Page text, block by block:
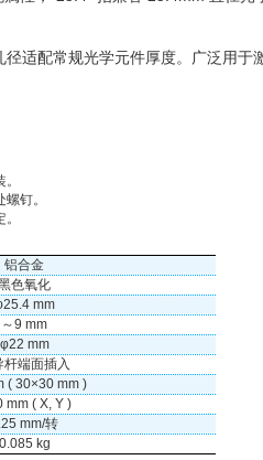
适配常规光学元件厚度。广泛用于
钉。
铝合金
色氧化
mm
～9 mm
φ22 mm
杆端面插入
( 30×30 mm )
mm ( X, Y )
mm/转
0.085 kg